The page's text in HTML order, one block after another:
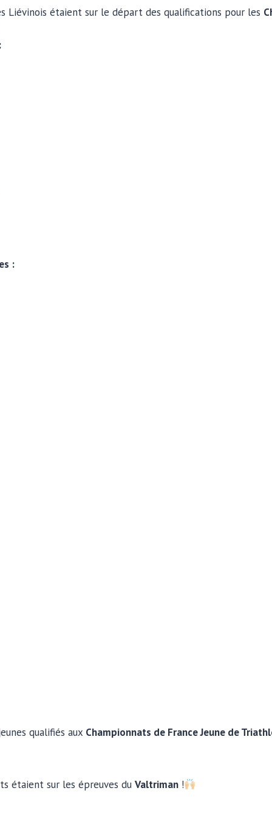
Liévinois étaient sur le départ des qualifications pour les
:
qualifiés aux Championnats de France Jeune de
étaient sur les épreuves du Valtriman !